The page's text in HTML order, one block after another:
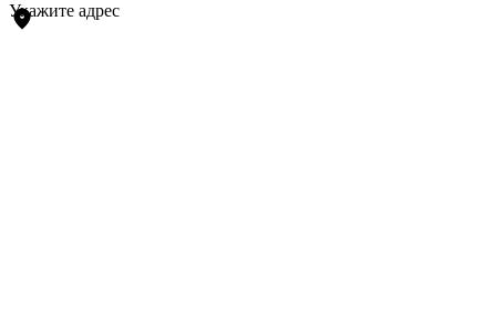
Укажите адрес